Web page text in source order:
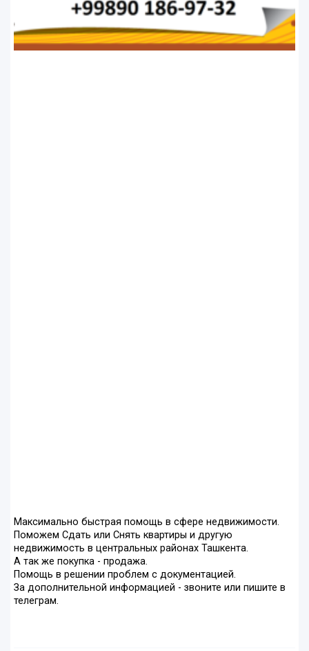
Максимально быстрая помощь в сфере недвижимости.
Поможем Сдать или Снять квартиры и другую
недвижимость в центральных районах Ташкента.
А так же покупка - продажа.
Помощь в решении проблем с документацией.
За дополнительной информацией - звоните или пишите в
телеграм.